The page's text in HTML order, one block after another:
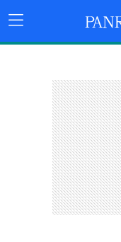
Menu
Principal